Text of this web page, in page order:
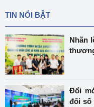
TIN NỔI BẬT
Nhãn
Đổi
đổi số